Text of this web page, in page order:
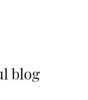
al giorno toglie il
blog